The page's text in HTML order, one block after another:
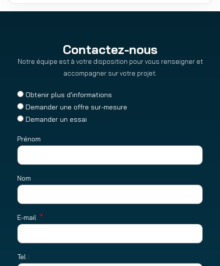
Contactez-nous
Notre équipe est à votre disposition pour vous renseigner et
accompagner sur votre projet.
Obtenir plus d'informations
Demander une offre sur-mesure
Demander un essai
Prénom
Nom
E-mail
Tel :